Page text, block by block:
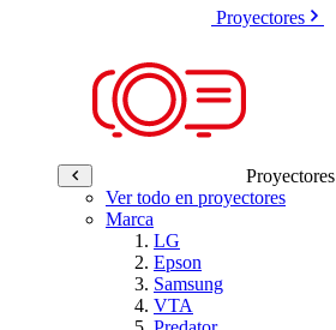
Proyectores
Proyectores
Ver todo en proyectores
Marca
LG
Epson
Samsung
VTA